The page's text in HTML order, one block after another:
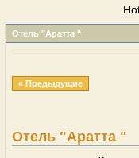
Отель "Аратта "
« Предыдущие
Отель "Аратта "